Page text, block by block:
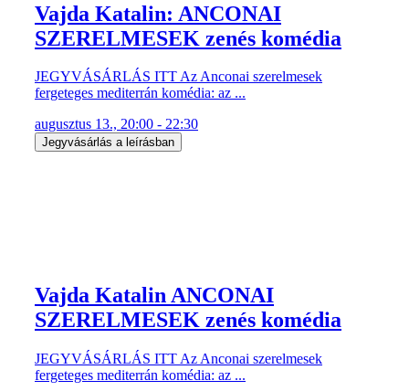
Vajda Katalin: ANCONAI
SZERELMESEK zenés komédia
JEGYVÁSÁRLÁS ITT Az Anconai szerelmesek
fergeteges mediterrán komédia: az ...
augusztus 13., 20:00 - 22:30
Jegyvásárlás a leírásban
Vajda Katalin ANCONAI
SZERELMESEK zenés komédia
JEGYVÁSÁRLÁS ITT Az Anconai szerelmesek
fergeteges mediterrán komédia: az ...